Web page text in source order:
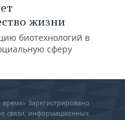
жизни
биотехнологий в
сферу
Зарегистрировано
связи, информационных